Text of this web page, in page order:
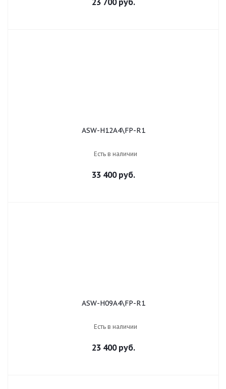
23 700 руб.
ASW-H12A4\FP-R1
Есть в наличии
33 400 руб.
ASW-H09A4\FP-R1
Есть в наличии
23 400 руб.